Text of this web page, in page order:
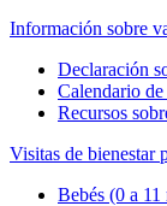
Información sobre
Declaración
Calendario
Recursos
Visitas de bienestar
Bebés (0 a 11